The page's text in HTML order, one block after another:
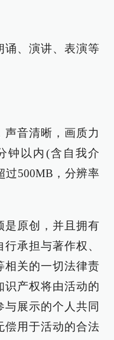
诵、演讲、表演等
声音清晰，画质力
钟以内(含自我介
过500MB，分辨率
是原创，并且拥有
承担与著作权、
相关的一切法律责
识产权将由活动的
与展示的个人共同
偿用于活动的合法